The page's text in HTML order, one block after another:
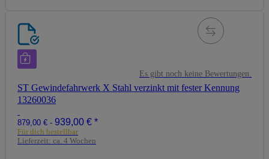
Es gibt noch keine Bewertungen.
ST Gewindefahrwerk X Stahl verzinkt mit fester Kennung
13260036
879,00 € - 939,00 € *
Für dich bestellbar
Lieferzeit: ca. 4 Wochen